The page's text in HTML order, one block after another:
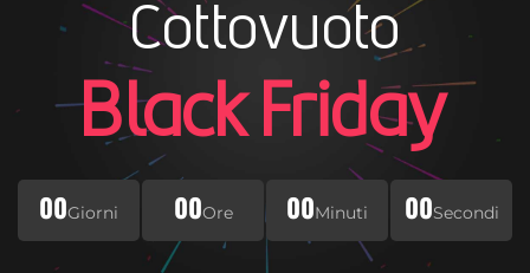
Cottovuoto
Black Friday
00Giorni 00Ore 00Minuti 00Secondi